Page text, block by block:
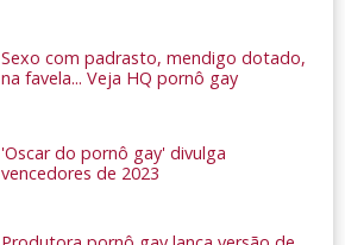
Sexo com padrasto, mendigo dotado,
na favela... Veja HQ pornô gay
'Oscar do pornô gay' divulga
vencedores de 2023